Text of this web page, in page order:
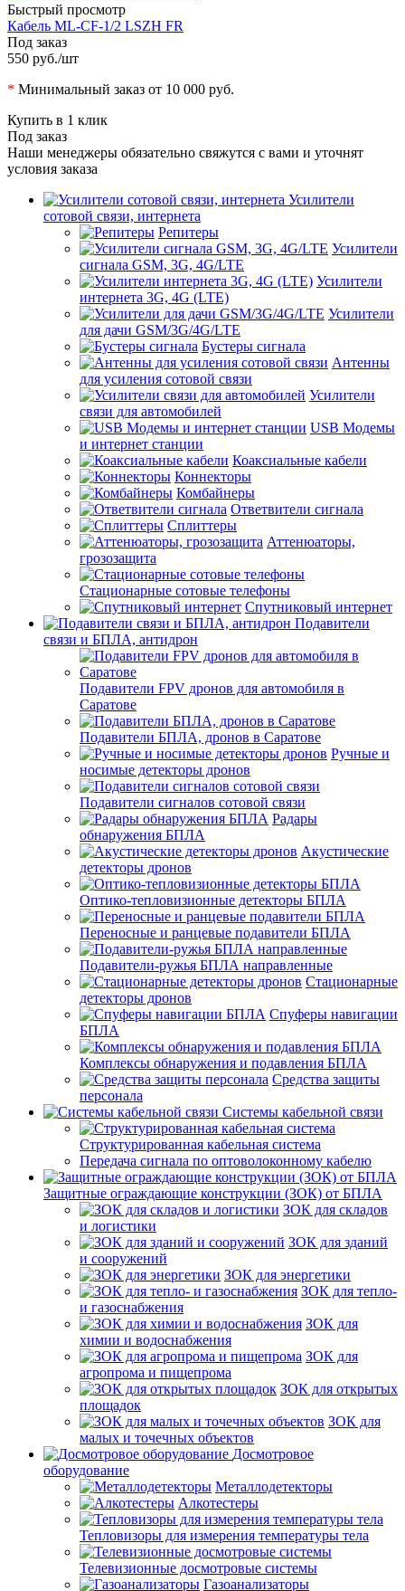
Быстрый просмотр
Кабель ML-CF-1/2 LSZH FR
Под заказ
550 руб./шт
* Минимальный заказ от 10 000 руб.
Купить в 1 клик
Под заказ
Наши менеджеры обязательно свяжутся с вами и уточнят
условия заказа
Усилители
сотовой связи, интернета
Репитеры
Усилители
сигнала GSM, 3G, 4G/LTE
Усилители
интернета 3G, 4G (LTE)
Усилители
для дачи GSM/3G/4G/LTE
Бустеры сигнала
Антенны
для усиления сотовой связи
Усилители
связи для автомобилей
USB Модемы
и интернет станции
Коаксиальные кабели
Коннекторы
Комбайнеры
Ответвители сигнала
Сплиттеры
Аттенюаторы,
грозозащита
Стационарные сотовые телефоны
Спутниковый интернет
Подавители
связи и БПЛА, антидрон
Подавители FPV дронов для автомобиля в
Саратове
Подавители БПЛА, дронов в Саратове
Ручные и
носимые детекторы дронов
Подавители сигналов сотовой связи
Радары
обнаружения БПЛА
Акустические
детекторы дронов
Оптико-тепловизионные детекторы БПЛА
Переносные и ранцевые подавители БПЛА
Подавители-ружья БПЛА направленные
Стационарные
детекторы дронов
Спуферы навигации
БПЛА
Комплексы обнаружения и подавления БПЛА
Средства защиты
персонала
Системы кабельной связи
Структурированная кабельная система
Передача сигнала по оптоволоконному кабелю
Защитные ограждающие конструкции (ЗОК) от БПЛА
ЗОК для складов
и логистики
ЗОК для зданий
и сооружений
ЗОК для энергетики
ЗОК для тепло-
и газоснабжения
ЗОК для
химии и водоснабжения
ЗОК для
агропрома и пищепрома
ЗОК для открытых
площадок
ЗОК для
малых и точечных объектов
Досмотровое
оборудование
Металлодетекторы
Алкотестеры
Тепловизоры для измерения температуры тела
Телевизионные досмотровые системы
Газоанализаторы